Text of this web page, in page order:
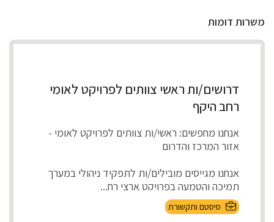
משרות דומות
דרושים/ות ראשי צוותים לפרויקט לאומי
רחב היקף
אנחנו מחפשים: ראשי/ות צוותים לפרויקט לאומי -
אזור המרכז והדרום
אנחנו מגייסים מובילים/ות לתפקיד ניהולי במערך
תמיכה והטמעה בפרויקט ארצי רח...
סיסטם ותקשורת